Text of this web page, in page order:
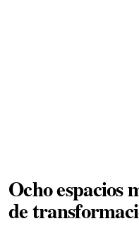
Ocho espacios
de